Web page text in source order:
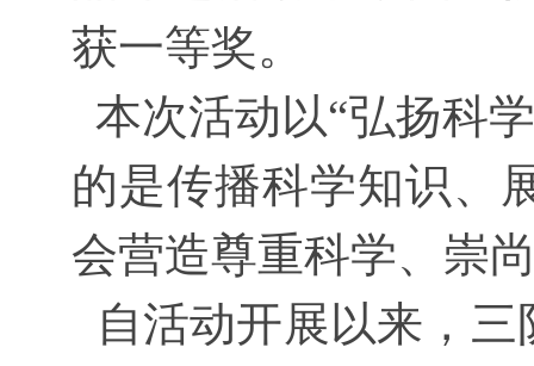
获一等奖。
本次活动以“弘扬科
的是传播科学知识、
会营造尊重科学、崇
自活动开展以来，